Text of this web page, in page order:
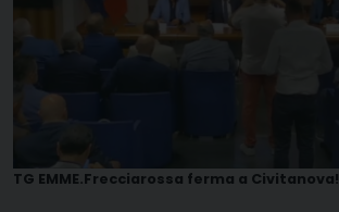
TG EMME.Frecciarossa ferma a Civitanova!